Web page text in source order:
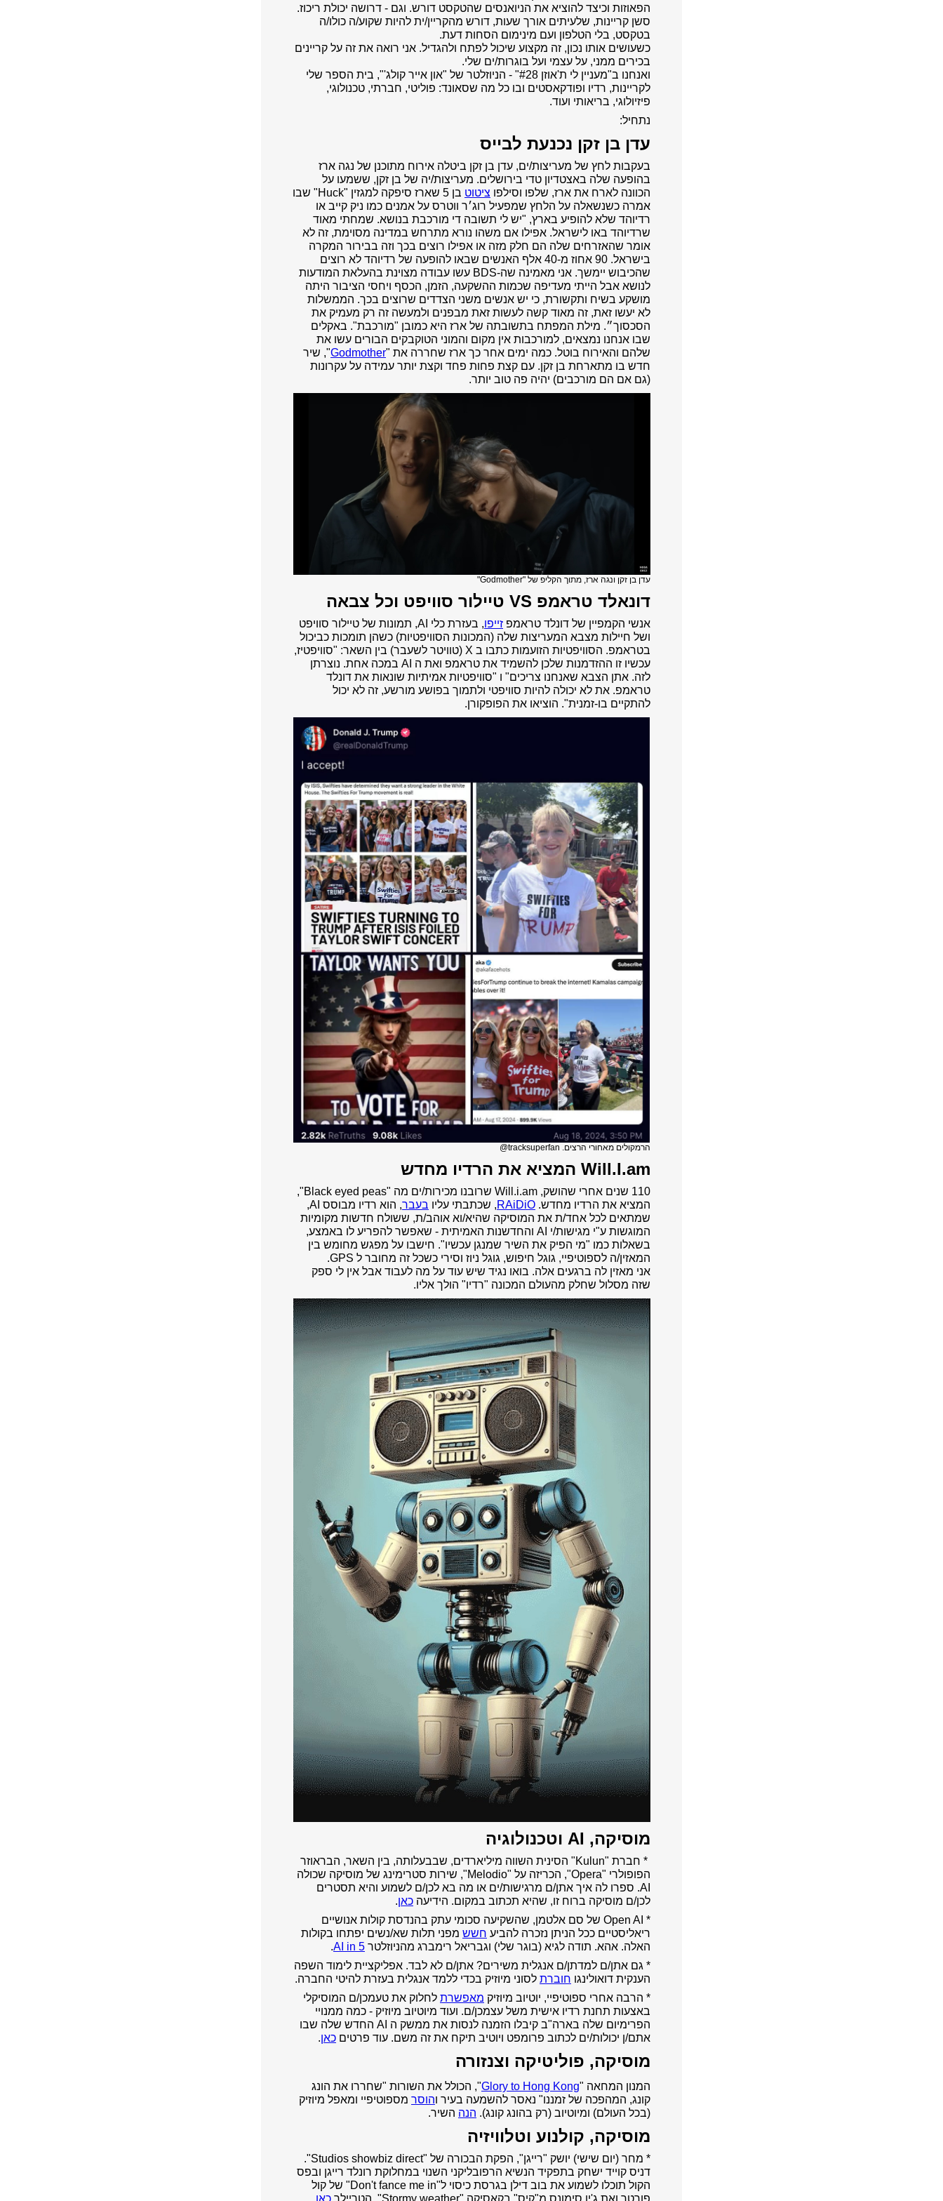
הפאוזות וכיצד להוציא את הניואנסים שהטקסט דורש. וגם - דרושה יכולת ריכוז.
סשן קריינות, שלעיתים אורך שעות, דורש מהקריין/ית להיות שקוע/ה כולו/ה
בטקסט, בלי הטלפון ועם מינימום הסחות דעת.
כשעושים אותו נכון, זה מקצוע שיכול לפתח ולהגדיל. אני רואה את זה על קריינים
בכירים ממני, על עצמי ועל בוגרות/ים שלי.
ואנחנו ב"מעניין לי ת'אוזן #28" - הניוזלטר של "און אייר קולג'", בית הספר שלי
לקריינות, רדיו ופודקאסטים ובו כל מה שסאונד: פוליטי, חברתי, טכנולוגי,
פיזיולוגי, בריאותי ועוד.
נתחיל:
עדן בן זקן נכנעת לבייס
בעקבות לחץ של מעריצות/ים, עדן בן זקן ביטלה אירוח מתוכנן של נגה ארז
בהופעה שלה באצטדיון טדי בירושלים. מעריצות/יה של בן זקן, ששמעו על
הכוונה לארח את ארז, שלפו וסילפו ציטוט
בן 5 שארז סיפקה למגזין "Huck" שבו
אמרה כשנשאלה על הלחץ שמפעיל רוג׳ר ווטרס על אמנים כמו ניק קייב או
רדיוהד שלא להופיע בארץ, "יש לי תשובה די מורכבת בנושא. שמחתי מאוד
שרדיוהד באו לישראל. אפילו אם משהו נורא מתרחש במדינה מסוימת, זה לא
אומר שהאזרחים שלה הם חלק מזה או אפילו רוצים בכך וזה בבירור המקרה
בישראל. 90 אחוז מ-40 אלף האנשים שבאו להופעה של רדיוהד לא רוצים
שהכיבוש יימשך. אני מאמינה שה-BDS עשו עבודה מצוינת בהעלאת המודעות
לנושא אבל הייתי מעדיפה שכמות ההשקעה, הזמן, הכסף ויחסי הציבור היתה
מושקע בשיח ותקשורת, כי יש אנשים משני הצדדים שרוצים בכך. הממשלות
לא יעשו זאת, זה מאוד קשה לעשות זאת מבפנים ולמעשה זה רק מעמיק את
הסכסוך״. מילת המפתח בתשובתה של ארז היא כמובן "מורכבת". באקלים
שבו אנחנו נמצאים, למורכבות אין מקום והמוני הטוקבקים הבורים עשו את
שלהם והאירוח בוטל. כמה ימים אחר כך ארז שחררה את "Godmother", שיר
חדש בו מתארחת בן זקן. עם קצת פחות פחד וקצת יותר עמידה על עקרונות
(גם אם הם מורכבים) יהיה פה טוב יותר.
עדן בן זקן ונגה ארז, מתוך הקליפ של "Godmother"
דונאלד טראמפ VS טיילור סוויפט וכל צבאה
אנשי הקמפיין של דונלד טראמפ זייפו
, בעזרת כלי AI, תמונות של טיילור סוויפט
ושל חיילות מצבא המעריצות שלה (המכונות הסוויפטיות) כשהן תומכות כביכול
בטראמפ. הסוויפטיות הזועמות כתבו ב X (טוויטר לשעבר) בין השאר: "
סוויפטיז,
עכשיו זו ההזדמנות שלכן להשמיד את טראמפ ואת ה AI במכה אחת.
נוצרתן
לזה. אתן הצבא שאנחנו צריכים" ו "סוויפטיות אמיתיות שונאות את דונלד
טראמפ. את לא יכולה להיות סוויפטי ולתמוך בפושע מורשע, זה לא יכול
להתקיים בו-זמנית". הוציאו את הפופקורן.
הרמקולים מאחורי הרצים. tracksuperfan@
Will.I.am המציא את הרדיו מחדש
110 שנים אחרי שהושק, Will.i.am שרובנו מכירות/ים מה "Black eyed peas",
המציא את הרדיו מחדש. RAiDiO, שכתבתי עליו בעבר
, הוא רדיו מבוסס AI,
שמתאים לכל אחד/ת את המוסיקה שהיא/וא אוהב/ת, ששולח חדשות מקומיות
המוגשות ע"י מגישות/י AI והחדשנות האמיתית - שאפשר להפריע לו באמצע,
בשאלות כמו "מי הפיק את השיר שמנגן עכשיו". חישבו על מפגש מחומש בין
המאזין/ה לספוטיפיי, גוגל חיפוש, גוגל ניוז וסירי כשכל זה מחובר ל GPS.
אני מאזין לה ברגעים אלה. בואו נגיד שיש עוד על מה לעבוד אבל אין לי ספק
שזה מסלול שחלק מהעולם המכונה "רדיו" הולך אליו.
מוסיקה, AI וטכנולוגיה
* חברת "Kulun" הסינית השווה מיליארדים, שבבעלותה, בין השאר, הבראוזר
הפופולרי "Opera", הכריזה על "Melodio", שירות סטרימינג של מוסיקה שכולה
AI. ספרו לה איך אתן/ם מרגישות/ים או מה בא לכן/ם לשמוע והיא תסטרים
לכן/ם מוסיקה ברוח זו, שהיא תכתוב במקום. הידיעה כאן.
* Open AI של סם אלטמן, שהשקיעה סכומי עתק בהנדסת קולות אנושיים
ריאליסטיים ככל הניתן נזכרה להביע חשש מפני תלות שא/נשים יפתחו בקולות
האלה. אהא. תודה לגיא (בוגר שלי) וגבריאל רימברג מהניוזלטר AI in 5
.
* גם אתן/ם למדתן/ם אנגלית משירים? אתן/ם לא לבד. אפליקציית לימוד השפה
הענקית דואולינגו חוברת לסוני מיוזיק בכדי ללמד אנגלית בעזרת להיטי החברה.
* הרבה אחרי ספוטיפיי, יוטיוב מיוזיק מאפשרת לחלוק את טעמכן/ם המוסיקלי
באצעות תחנת רדיו אישית משל עצמכן/ם. ועוד מיוטיוב מיוזיק - כמה ממנויי
הפרימיום שלה בארה"ב קיבלו הזמנה לנסות את ממשק ה AI החדש שלה שבו
אתם/ן יכולות/ים לכתוב פרומפט ויוטיב תיקח את זה משם. עוד פרטים כאן.
מוסיקה, פוליטיקה וצנזורה
המנון המחאה "Glory to Hong Kong", הכולל את השורות "שחררו את הונג
קונג, המהפכה של זמננו" נאסר להשמעה בעיר והוסר מספוטיפיי ומאפל מיוזיק
(בכל העולם) ומיוטיוב (רק בהונג קונג). הנה השיר.
מוסיקה, קולנוע וטלוויזיה
* מחר (יום שישי) יושק "רייגן", הפקת הבכורה של "Studios showbiz direct".
דניס קוייד ישחק בתפקיד הנשיא הרפובליקני השנוי במחלוקת רונלד רייגן ובפס
הקול תוכלו לשמוע את בוב דילן בגרסת כיסוי ל"Don't fance me in" של קול
פורטר ואת ג'ין סימונס מ"קיס" בקאסיקה "Stormy weather". הטריילר
כאן